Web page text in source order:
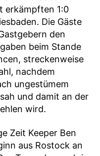
erkämpften 1:0
Die Gäste
den
beim Stande
streckenweise
nachdem
ungestümem
und damit an der
wird.
Zeit Keeper Ben
aus Rostock an